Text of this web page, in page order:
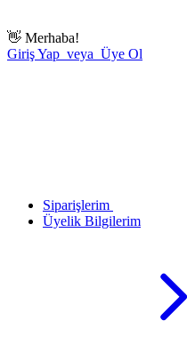
👋 Merhaba!
Giriş Yap veya Üye Ol
Siparişlerim
Üyelik Bilgilerim